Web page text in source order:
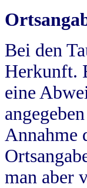
Bei den
Herkunft.
eine
Annahme
man aber